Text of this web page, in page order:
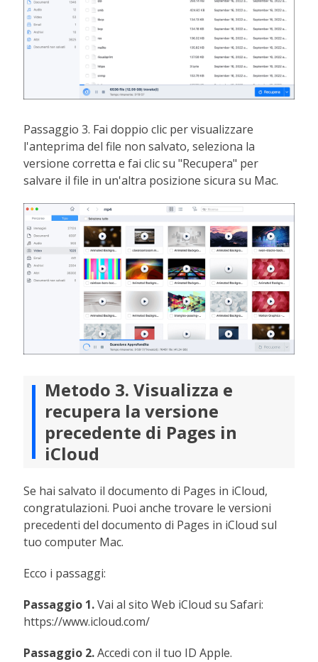
Passaggio 3. Fai doppio clic per visualizzare
l'anteprima del file non salvato, seleziona la
versione corretta e fai clic su "Recupera" per
salvare il file in un'altra posizione sicura su Mac.
Metodo 3. Visualizza e
recupera la versione
precedente di Pages in
iCloud
Se hai salvato il documento di Pages in iCloud,
congratulazioni. Puoi anche trovare le versioni
precedenti del documento di Pages in iCloud sul
tuo computer Mac.
Ecco i passaggi:
Passaggio 1.Vai al sito Web iCloud su Safari:
https://www.icloud.com/
Passaggio 2.Accedi con il tuo ID Apple.